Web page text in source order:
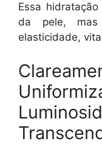
Essa
da pele,
elasticidade,